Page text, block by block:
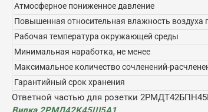
Атмосферное пониженное давление
Повышенная относительная влажность воздуха
Рабочая температура окружающей среды
Минимальная наработка, не менее
Максимальное количество сочленений-
Гарантийный срок хранения
Ответной частью для розетки